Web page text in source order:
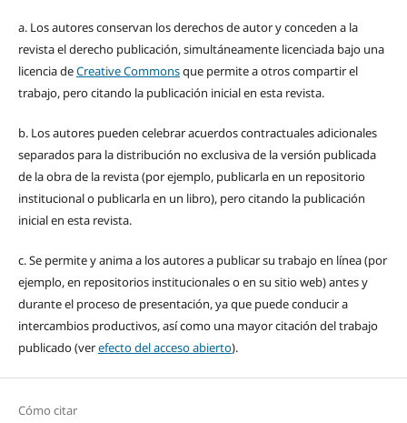
a. Los autores conservan los derechos de autor y conceden a la
revista el derecho publicación, simultáneamente licenciada bajo una
licencia deCreative Commonsque permite a otros compartir el
trabajo, pero citando la publicación inicial en esta revista.
b. Los autores pueden celebrar acuerdos contractuales adicionales
separados para la distribución no exclusiva de la versión publicada
de la obra de la revista (por ejemplo, publicarla en un repositorio
institucional o publicarla en un libro), pero citando la publicación
inicial en esta revista.
c. Se permite y anima a los autores a publicar su trabajo en línea (por
ejemplo, en repositorios institucionales o en su sitio web) antes y
durante el proceso de presentación, ya que puede conducir a
intercambios productivos, así como una mayor citación del trabajo
publicado (verefecto del acceso abierto).
Cómo citar